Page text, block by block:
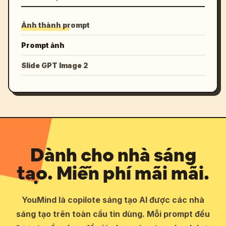
Ảnh thành prompt
Prompt ảnh
Slide GPT Image 2
Dành cho nhà sáng
tạo. Miễn phí mãi mãi.
YouMind là copilote sáng tạo AI được các nhà
sáng tạo trên toàn cầu tin dùng. Mỗi prompt đều